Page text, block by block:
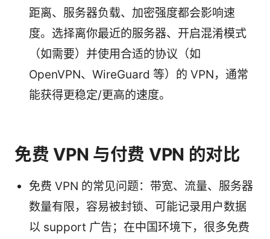
距离、服务器负载、加密强度都会影响速
度。选择离你最近的服务器、开启混淆模式
（如需要）并使用合适的协议（如
OpenVPN、WireGuard 等）的 VPN，通常
能获得更稳定/更高的速度。
免费 VPN 与付费 VPN 的对比
免费 VPN 的常见问题：带宽、流量、服务器
数量有限，容易被封锁、可能记录用户数据
以 support 广告；在中国环境下，很多免费